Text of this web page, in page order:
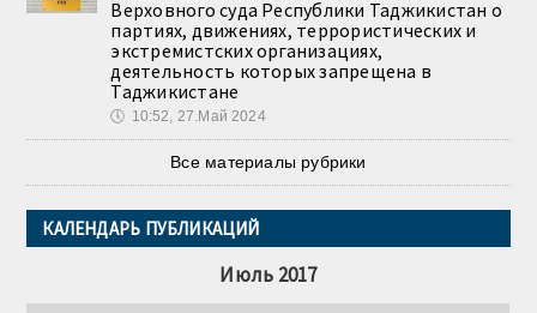
Верховного суда Республики Таджикистан о
партиях, движениях, террористических и
экстремистских организациях,
деятельность которых запрещена в
Таджикистане
🕔 10:52, 27.Май 2024
Все материалы рубрики
КАЛЕНДАРЬ ПУБЛИКАЦИЙ
Июль 2017